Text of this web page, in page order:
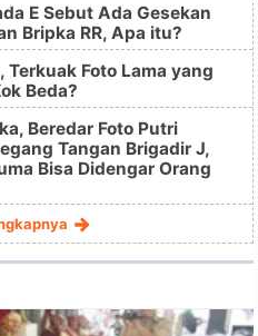
E Sebut Ada Gesekan
Bripka RR, Apa itu?
Foto Lama yang
Beda?
Beredar Foto Putri
Tangan Brigadir J,
Bisa Didengar Orang